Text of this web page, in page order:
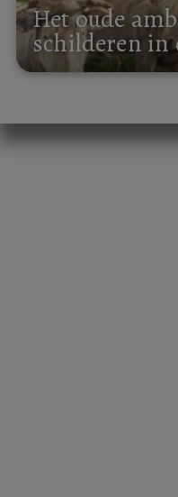
Het oude
schilderen in